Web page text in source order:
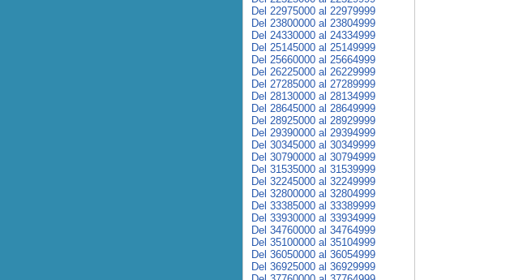
Del 22975000 al 22979999
Del 23800000 al 23804999
Del 24330000 al 24334999
Del 25145000 al 25149999
Del 25660000 al 25664999
Del 26225000 al 26229999
Del 27285000 al 27289999
Del 28130000 al 28134999
Del 28645000 al 28649999
Del 28925000 al 28929999
Del 29390000 al 29394999
Del 30345000 al 30349999
Del 30790000 al 30794999
Del 31535000 al 31539999
Del 32245000 al 32249999
Del 32800000 al 32804999
Del 33385000 al 33389999
Del 33930000 al 33934999
Del 34760000 al 34764999
Del 35100000 al 35104999
Del 36050000 al 36054999
Del 36925000 al 36929999